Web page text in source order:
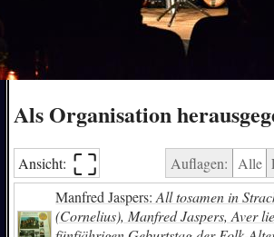
Als Organisation
Ansicht: ⛶︎ Auflagen: Alle
Manfred Jaspers: All tosamen in
(Cornelius), Manfred Jaspers, Aver